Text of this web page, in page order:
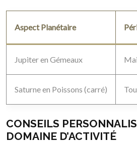
Aspect Planétaire
Jupiter en Gémeaux
Saturne en Poissons (carré)
CONSEILS
DOMAINE D’ACTIVITÉ